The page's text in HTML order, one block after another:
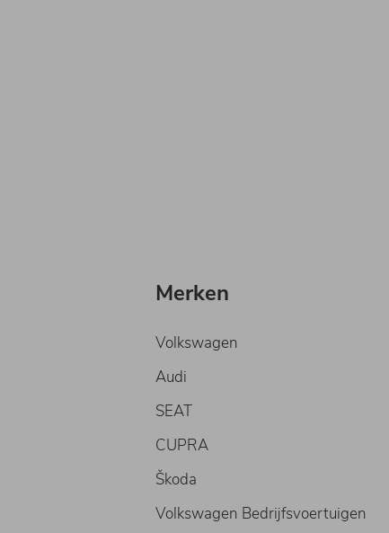
Merken
Volkswagen
Audi
SEAT
CUPRA
Škoda
Volkswagen Bedrijfsvoertuigen